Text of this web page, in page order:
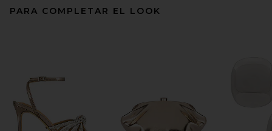
PARA COMPLETAR EL LOOK